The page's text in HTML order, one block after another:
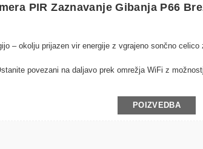
PIR Zaznavanje Gibanja P66
– okolju prijazen vir energije z vgrajeno sončno celico
povezani na daljavo prek omrežja WiFi z
POIZVEDBA